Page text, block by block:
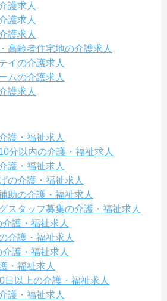
護求人
護求人
護求人
高齢者住宅地の介護求人
イの介護求人
ムの介護求人
護求人
護・福祉求人
分以内の介護・福祉求人
護・福祉求人
の介護・福祉求人
助の介護・福祉求人
スタッフ募集の介護・福祉求人
護・福祉求人
介護・福祉求人
護・福祉求人
・福祉求人
以上の介護・福祉求人
護・福祉求人